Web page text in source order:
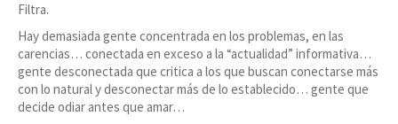
Filtra.
Hay demasiada gente concentrada en los problemas, en las
carencias… conectada en exceso a la “actualidad” informativa…
gente desconectada que critica a los que buscan conectarse más
con lo natural y desconectar más de lo establecido… gente que
decide odiar antes que amar…